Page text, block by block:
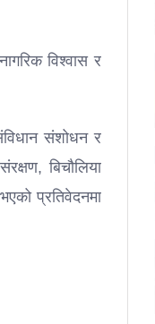
विश्वास र
संशोधन र
बिचौलिया
प्रतिवेदनमा